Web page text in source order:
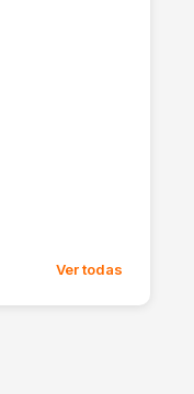
Ver todas